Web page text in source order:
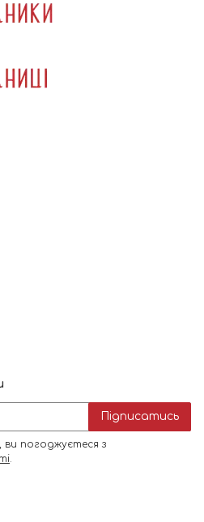
Підписатись
ви погоджуєтеся з
.